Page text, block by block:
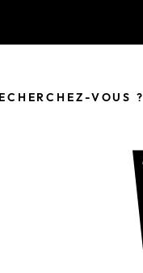
VOUS ?